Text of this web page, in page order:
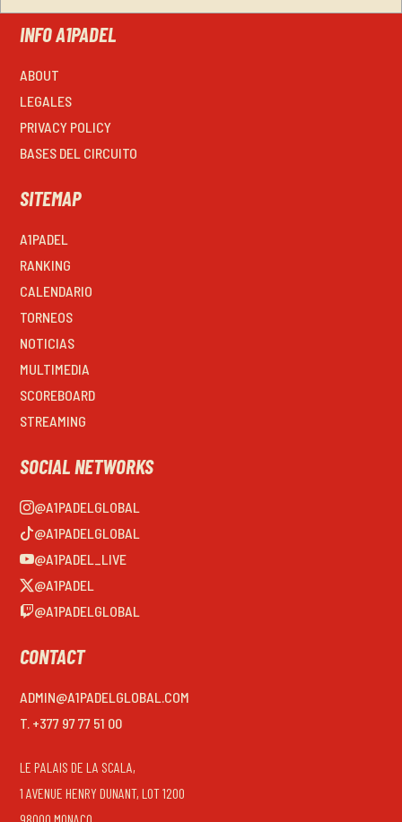
INFO A1PADEL
ABOUT
LEGALES
PRIVACY POLICY
BASES DEL CIRCUITO
SITEMAP
A1PADEL
RANKING
CALENDARIO
TORNEOS
NOTICIAS
MULTIMEDIA
SCOREBOARD
STREAMING
SOCIAL NETWORKS
@A1PADELGLOBAL
@A1PADELGLOBAL
@A1PADEL_LIVE
@A1PADEL
@A1PADELGLOBAL
CONTACT
ADMIN@A1PADELGLOBAL.COM
T. +377 97 77 51 00
LE PALAIS DE LA SCALA,
1 AVENUE HENRY DUNANT, LOT 1200